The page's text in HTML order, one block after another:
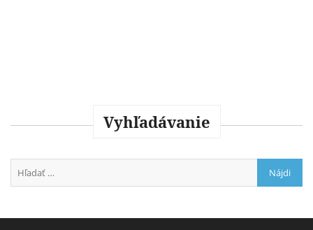
Vyhľadávanie